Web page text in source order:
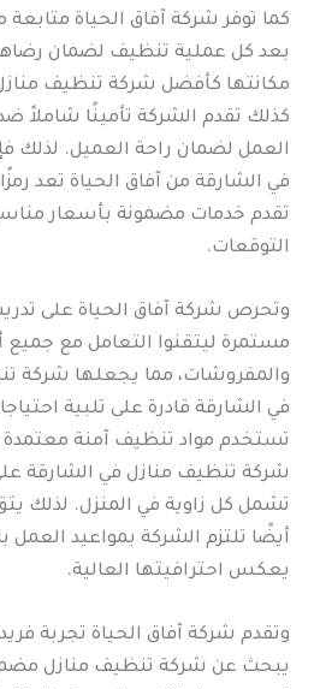
كما توفر شركة آفاق الحياة
بعد كل عملية تنظيف لضمان
مكانتها كأفضل شركة تنظيف
كذلك تقدم الشركة تأمينًا شاملاً
العمل لضمان راحة العميل. لذلك
في الشارقة من آفاق الحياة تعد
تقدم خدمات مضمونة بأسعار
التوقعات.
وتحرص شركة آفاق الحياة على
مستمرة ليتقنوا التعامل مع جميع
والمفروشات، مما يجعلها شركة
في الشارقة قادرة على تلبية
تستخدم مواد تنظيف آمنة معتمدة
شركة تنظيف منازل في الشارقة
تشمل كل زاوية في المنزل. لذلك يثق
أيضًا تلتزم الشركة بمواعيد
يعكس احترافيتها العالية.
وتقدم شركة آفاق الحياة تجربة
يبحث عن شركة تنظيف منازل